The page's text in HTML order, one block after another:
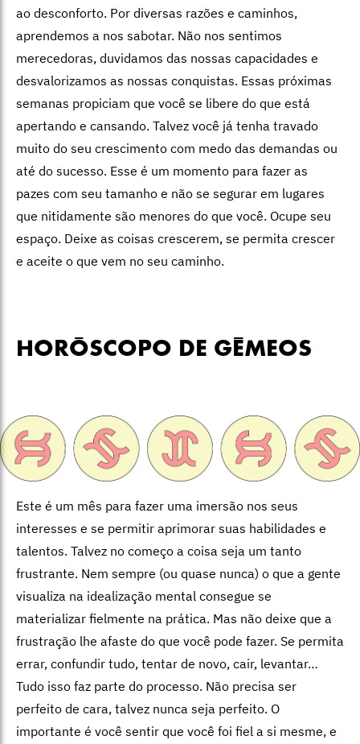
ao desconforto. Por diversas razões e caminhos,
aprendemos a nos sabotar. Não nos sentimos
merecedoras, duvidamos das nossas capacidades e
desvalorizamos as nossas conquistas. Essas próximas
semanas propiciam que você se libere do que está
apertando e cansando. Talvez você já tenha travado
muito do seu crescimento com medo das demandas ou
até do sucesso. Esse é um momento para fazer as
pazes com seu tamanho e não se segurar em lugares
que nitidamente são menores do que você. Ocupe seu
espaço. Deixe as coisas crescerem, se permita crescer
e aceite o que vem no seu caminho.
HORÓSCOPO DE GÊMEOS
Este é um mês para fazer uma imersão nos seus
interesses e se permitir aprimorar suas habilidades e
talentos. Talvez no começo a coisa seja um tanto
frustrante. Nem sempre (ou quase nunca) o que a gente
visualiza na idealização mental consegue se
materializar fielmente na prática. Mas não deixe que a
frustração lhe afaste do que você pode fazer. Se permita
errar, confundir tudo, tentar de novo, cair, levantar…
Tudo isso faz parte do processo. Não precisa ser
perfeito de cara, talvez nunca seja perfeito. O
importante é você sentir que você foi fiel a si mesme, e